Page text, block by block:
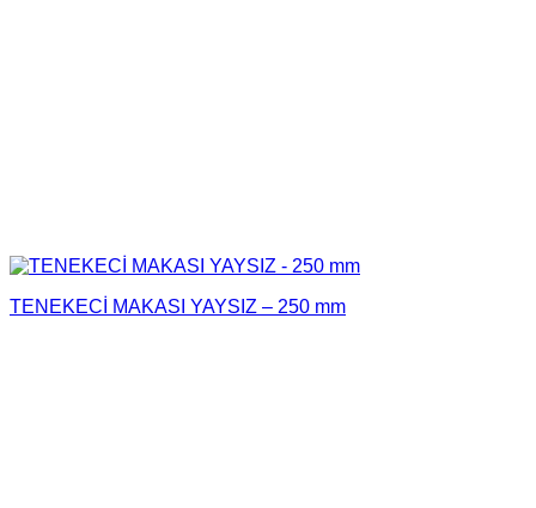
TENEKECİ MAKASI YAYSIZ – 250 mm